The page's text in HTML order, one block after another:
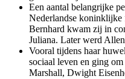
Een aantal belangrijke
Nederlandse koninklijke
Bernhard kwam zij in
Juliana. Later werd
Vooral tijdens haar
sociaal leven en ging
Marshall, Dwight